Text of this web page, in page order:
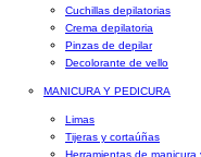
Cuchillas depilatorias
Crema depilatoria
Pinzas de depilar
Decolorante de vello
MANICURA Y PEDICURA
Limas
Tijeras y cortaúñas
Herramientas de manicura